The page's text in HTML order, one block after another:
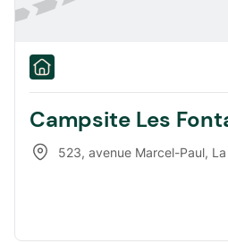
Campsite Les
523, avenue Marcel-Paul,